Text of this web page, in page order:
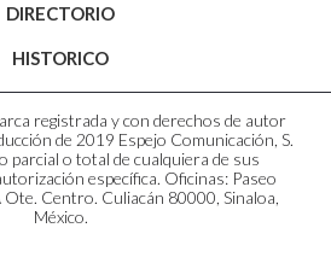
DIRECTORIO
HISTORICO
registrada y con derechos de autor
de 2019 Espejo Comunicación, S.
parcial o total de cualquiera de sus
específica. Oficinas: Paseo
Centro. Culiacán 80000, Sinaloa,
México.